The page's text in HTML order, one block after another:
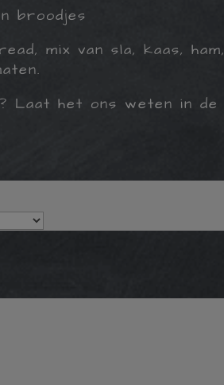
broodjes
mix van sla, kaas, ham,
Laat het ons weten in de